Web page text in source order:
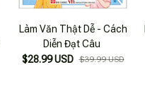
Làm Văn Thật Dễ - Cách
Diễn Đạt Câu
$28.99 USD $39.99 USD